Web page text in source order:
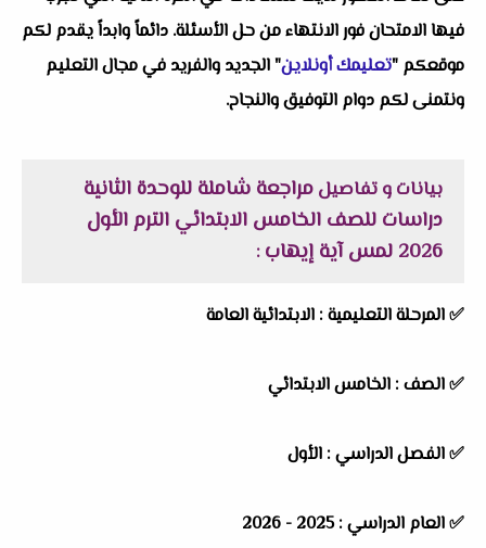
فيها الامتحان فور الانتهاء من حل الأسئلة. دائماً وابداً يقدم لكم
موقعكم "تعليمك أونلاين" الجديد والفريد في مجال التعليم
ونتمنى لكم دوام التوفيق والنجاح.
بيانات و تفاصيلمراجعة شاملة للوحدة الثانية
دراسات للصف الخامس الابتدائي الترم الأول
2026 لمس آية إيهاب
:
✅المرحلة التعليمية : الابتدائية العامة
✅الصف : الخامس الابتدائي
✅الفصل الدراسي : الأول
✅العام الدراسي :2025 - 2026